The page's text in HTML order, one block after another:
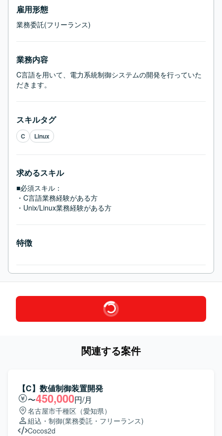
雇用形態
業務委託(フリーランス)
業務内容
C言語を用いて、電力系統制御システムの開発を行っていた
だきます。
スキルタグ
C Linux
求めるスキル
■必須スキル：
・C言語業務経験がある方
・Unix/Linux業務経験がある方
特徴
関連する案件
【C】数値制御装置開発
〜450,000円/月
名古屋市千種区（愛知県）
組込・制御(業務委託・フリーランス)
Cocos2d